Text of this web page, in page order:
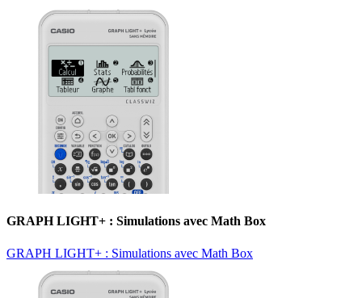
GRAPH LIGHT+ : Simulations avec Math Box
GRAPH LIGHT+ : Simulations avec Math Box